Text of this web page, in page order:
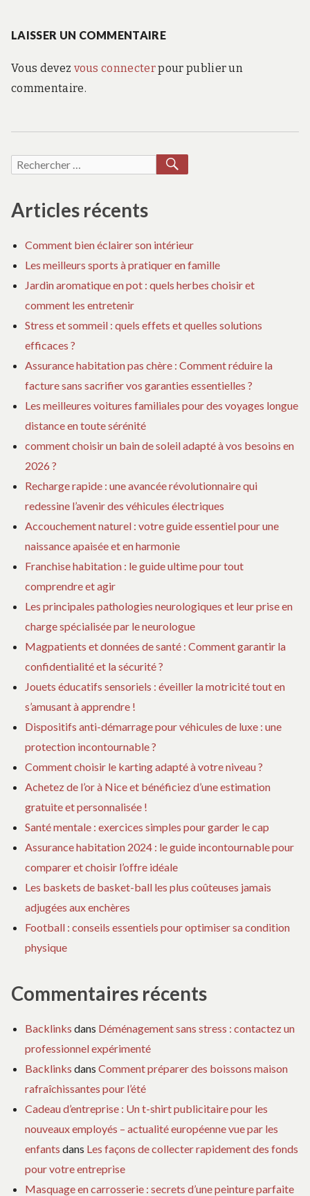
LAISSER UN COMMENTAIRE
Vous devez vous connecterpour publier un
commentaire.
Recherche
RECHERCHER
Articles récents
Comment bien éclairer son intérieur
Les meilleurs sports à pratiquer en famille
Jardin aromatique en pot : quels herbes choisir et
comment les entretenir
Stress et sommeil : quels effets et quelles solutions
efficaces ?
Assurance habitation pas chère : Comment réduire la
facture sans sacrifier vos garanties essentielles ?
Les meilleures voitures familiales pour des voyages longue
distance en toute sérénité
comment choisir un bain de soleil adapté à vos besoins en
2026 ?
Recharge rapide : une avancée révolutionnaire qui
redessine l’avenir des véhicules électriques
Accouchement naturel : votre guide essentiel pour une
naissance apaisée et en harmonie
Franchise habitation : le guide ultime pour tout
comprendre et agir
Les principales pathologies neurologiques et leur prise en
charge spécialisée par le neurologue
Magpatients et données de santé : Comment garantir la
confidentialité et la sécurité ?
Jouets éducatifs sensoriels : éveiller la motricité tout en
s’amusant à apprendre !
Dispositifs anti-démarrage pour véhicules de luxe : une
protection incontournable ?
Comment choisir le karting adapté à votre niveau ?
Achetez de l’or à Nice et bénéficiez d’une estimation
gratuite et personnalisée !
Santé mentale : exercices simples pour garder le cap
Assurance habitation 2024 : le guide incontournable pour
comparer et choisir l’offre idéale
Les baskets de basket-ball les plus coûteuses jamais
adjugées aux enchères
Football : conseils essentiels pour optimiser sa condition
physique
Commentaires récents
Backlinks dans Déménagement sans stress : contactez un
professionnel expérimenté
Backlinks dans Comment préparer des boissons maison
rafraîchissantes pour l’été
Cadeau d’entreprise : Un t-shirt publicitaire pour les
nouveaux employés – actualité européenne vue par les
enfants dans Les façons de collecter rapidement des fonds
pour votre entreprise
Masquage en carrosserie : secrets d’une peinture parfaite